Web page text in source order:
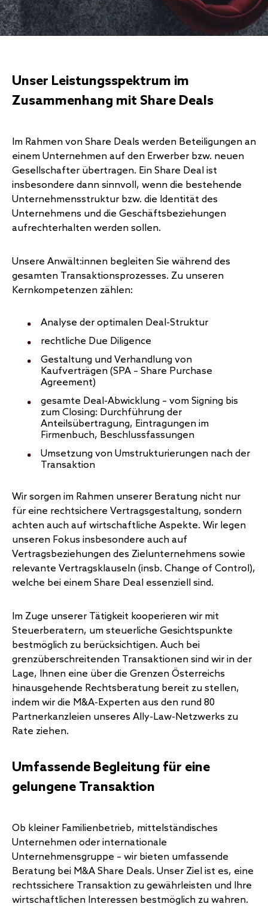
Unser Leistungsspektrum im
Zusammenhang mit Share Deals
Im Rahmen von Share Deals werden Beteiligungen an
einem Unternehmen auf den Erwerber bzw. neuen
Gesellschafter übertragen. Ein Share Deal ist
insbesondere dann sinnvoll, wenn die bestehende
Unternehmensstruktur bzw. die Identität des
Unternehmens und die Geschäftsbeziehungen
aufrechterhalten werden sollen.
Unsere Anwält:innen begleiten Sie während des
gesamten Transaktionsprozesses. Zu unseren
Kernkompetenzen zählen:
Analyse der optimalen Deal-Struktur
rechtliche Due Diligence
Gestaltung und Verhandlung von
Kaufverträgen (SPA – Share Purchase
Agreement)
gesamte Deal-Abwicklung – vom Signing bis
zum Closing: Durchführung der
Anteilsübertragung, Eintragungen im
Firmenbuch, Beschlussfassungen
Umsetzung von Umstrukturierungen nach der
Transaktion
Wir sorgen im Rahmen unserer Beratung nicht nur
für eine rechtsichere Vertragsgestaltung, sondern
achten auch auf wirtschaftliche Aspekte. Wir legen
unseren Fokus insbesondere auch auf
Vertragsbeziehungen des Zielunternehmens sowie
relevante Vertragsklauseln (insb. Change of Control),
welche bei einem Share Deal essenziell sind.
Im Zuge unserer Tätigkeit kooperieren wir mit
Steuerberatern, um steuerliche Gesichtspunkte
bestmöglich zu berücksichtigen. Auch bei
grenzüberschreitenden Transaktionen sind wir in der
Lage, Ihnen eine über die Grenzen Österreichs
hinausgehende Rechtsberatung bereit zu stellen,
indem wir die M&A-Experten aus den rund 80
Partnerkanzleien unseres Ally-Law-Netzwerks zu
Rate ziehen.
Umfassende Begleitung für eine
gelungene Transaktion
Ob kleiner Familienbetrieb, mittelständisches
Unternehmen oder internationale
Unternehmensgruppe – wir bieten umfassende
Beratung bei M&A Share Deals. Unser Ziel ist es, eine
rechtssichere Transaktion zu gewährleisten und Ihre
wirtschaftlichen Interessen bestmöglich zu wahren.